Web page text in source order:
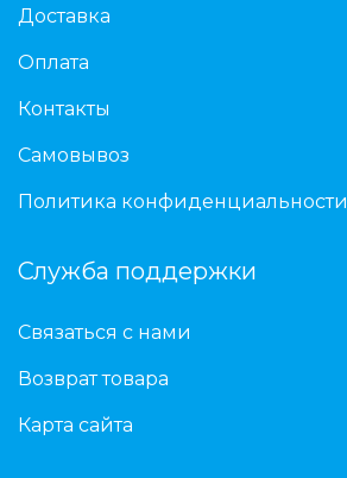
Доставка
Оплата
Контакты
Самовывоз
Политика конфиденциальности
Служба поддержки
Связаться с нами
Возврат товара
Карта сайта